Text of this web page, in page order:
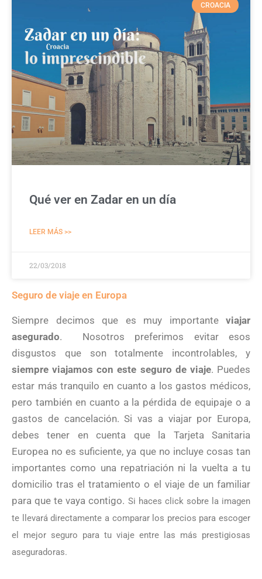
CROACIA
Qué ver en Zadar en un día
LEER MÁS >>
22/03/2018
Seguro de viaje en Europa
Siempre decimos que es muy importante viajar
asegurado. Nosotros preferimos evitar esos
disgustos que son totalmente incontrolables, y
siempre viajamos con este seguro de viaje. Puedes
estar más tranquilo en cuanto a los gastos médicos,
pero también en cuanto a la pérdida de equipaje o a
gastos de cancelación. Si vas a viajar por Europa,
debes tener en cuenta que la Tarjeta Sanitaria
Europea no es suficiente, ya que no incluye cosas tan
importantes como una repatriación ni la vuelta a tu
domicilio tras el tratamiento o el viaje de un familiar
para que te vaya contigo. Si haces click sobre la imagen
te llevará directamente a comparar los precios para escoger
el mejor seguro para tu viaje entre las más prestigiosas
aseguradoras.